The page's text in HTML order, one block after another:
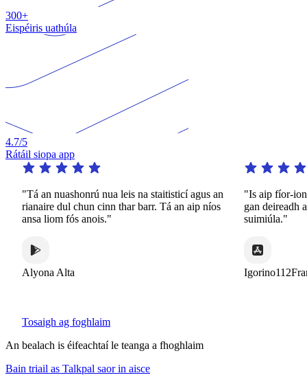
300+
Eispéiris uathúla
4.7/5
Rátáil siopa app
"Tá an nuashonrú nua leis na staitisticí agus an
rianaire dul chun cinn thar barr. Tá an aip níos
ansa liom fós anois."
Alyona Alta
"Is aip fíor-
gan deireadh
suimiúla."
Tosaigh ag foghlaim
An bealach is éifeachtaí le teanga a fhoghlaim
Bain triail as Talkpal saor in aisce